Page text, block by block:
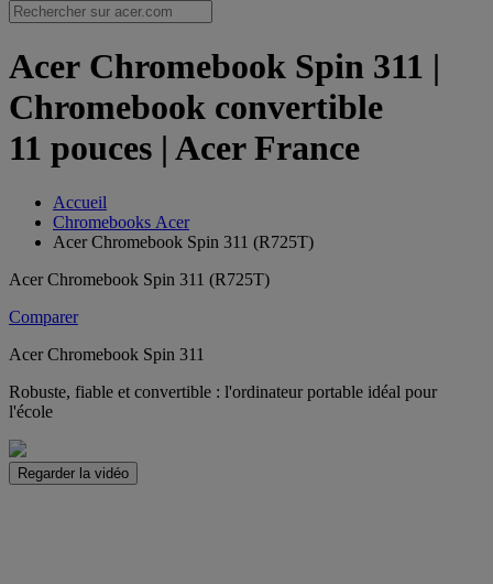
Acer Chromebook Spin 311 |
Chromebook convertible
11 pouces | Acer France
Accueil
Chromebooks Acer
Acer Chromebook Spin 311 (R725T)
Acer Chromebook Spin 311 (R725T)
Comparer
Acer Chromebook Spin 311
Robuste, fiable et convertible : l'ordinateur portable idéal pour
l'école
Regarder la vidéo